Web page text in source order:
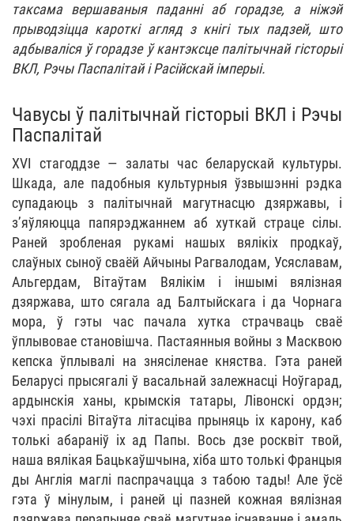
таксама вершаваныя паданні аб горадзе, а ніжэй
прыводзіцца кароткі агляд з кнігі тых падзей, што
адбываліся ў горадзе ў кантэксце палітычнай гісторыі
ВКЛ, Рэчы Паспалітай і Расійскай імперыі.
Чавусы ў палітычнай гісторыі ВКЛ і Рэчы
Паспалітай
ХVІ стагоддзе — залаты час беларускай культуры.
Шкада, але падобныя культурныя ўзвышэнні рэдка
супадаюць з палітычнай магутнасцю дзяржавы, і
з’яўляюцца папярэджаннем аб хуткай страце сілы.
Раней зробленая рукамі нашых вялікіх продкаў,
слаўных сыноў сваёй Айчыны Рагвалодам, Усяславам,
Альгердам, Вітаўтам Вялікім і іншымі вялізная
дзяржава, што сягала ад Балтыйскага і да Чорнага
мора, ў гэты час пачала хутка страчваць сваё
ўплывовае становішча. Пастаянныя войны з Масквою
кепска ўплывалі на знясіленае княства. Гэта раней
Беларусі прысягалі ў васальнай залежнасці Ноўгарад,
ардынскія ханы, крымскія татары, Лівонскі ордэн;
чэхі прасілі Вітаўта літасціва прыняць іх карону, каб
толькі абараніў іх ад Папы. Вось дзе росквіт твой,
наша вялікая Бацькаўшчына, хіба што толькі Францыя
ды Англія маглі паспрачацца з табою тады! Але ўсё
гэта ў мінулым, і раней ці пазней кожная вялізная